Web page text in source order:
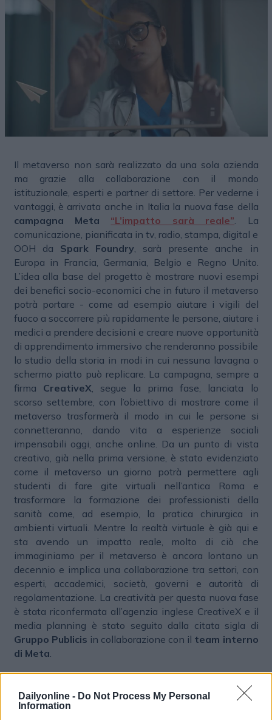
Dailyonline - Do Not Process My Personal
Information
Il metaverso non sarà realizzato da una sola azienda
ma grazie alla collaborazione con il mondo
istituzionale, esperti e partner di settore. Per vederne i
vantaggi, è arrivata anche in Italia la nuova fase della
campagna Meta “L’impatto sarà reale”. La
comunicazione, pianificata in tv, radio, stampa, digital e
OOH da Spark Foundry, sarà presente anche in
Europa in Francia, Germania, Belgio e Regno Unito.
L’idea alla base del progetto è mostrare nuovi esempi
dei benefici socio-economici che in futuro il metaverso
potrà portare - come ad esempio aiutare i vigili del
fuoco a soccorrere più rapidamente le persone, aiutare i
medici a prendere decisioni e creare nuove opportunità
di apprendimento immersivo che renderanno possibile
lo studio della storia in modi in cui nessuna lavagna o
schermo piatto può replicare. La campagna, sempre a
firma CreativeX, segue la prima fase, lanciata lo
scorso settembre, con l’obiettivo di mostrare come il
metaverso trasformerà il modo in cui le persone si
connetteranno, dando vita a esperienze sociali
impensabili oggi, anche online. Da un punto di vista
creativo, già nella prima versione, è stato evidenziato
come il metaverso un giorno potrà permettere agli
studenti di fare gite virtuali nell’antica Roma e
trasformare la formazione dei professionisti della
sanità come, ad esempio, la pratica chirurgica in
ambienti virtuali. Mentre la realtà virtuale è già qui e
sta avendo un impatto reale, molto di ciò che
immaginiamo per il metaverso è ancora lontano un
decennio e implica una collaborazione tra settori, con
esperti, accademici, società, governi e autorità di
regolamentazione. La creatività per questa nuova fase
è stata riconfermata all’agenzia inglese CreativeX e il
media planning è stato seguito dalla citata sigla di
Gruppo Publicis in collaborazione con il team interno
di Meta.
SOCIAL MEDIA METAVERSO